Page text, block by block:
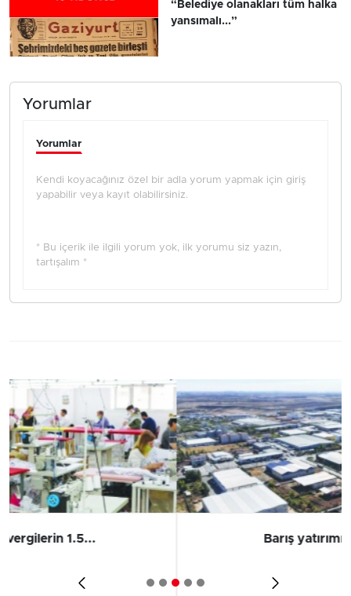
“Belediye olanakları tüm halka
yansımalı...”
Yorumlar
Yorumlar
Kendi koyacağınız özel bir adla yorum yapmak için giriş
yapabilir veya kayıt olabilirsiniz.
* Bu içerik ile ilgili yorum yok, ilk yorumu siz yazın,
tartışalım *